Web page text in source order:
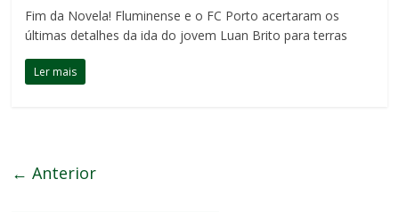
Fim da Novela! Fluminense e o FC Porto acertaram os
últimas detalhes da ida do jovem Luan Brito para terras
Ler mais
← Anterior